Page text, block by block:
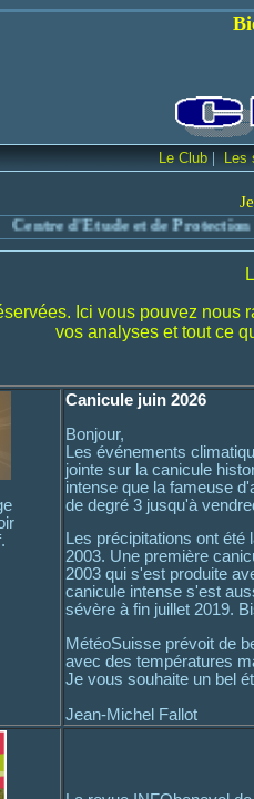
sur
Le Club | Les
d'Etude et de Protection
Ici vous pouvez nous
vos analyses et tout ce
Canicule juin 2026
Bonjour,
Les événements
jointe sur la canicule
intense que la fameuse
de degré 3 jusqu'à
Les précipitations ont
2003. Une première
2003 qui s'est produite
canicule intense s'est
sévère à fin juillet 2019.
MétéoSuisse prévoit de
avec des températures
Je vous souhaite un bel
Jean-Michel Fallot